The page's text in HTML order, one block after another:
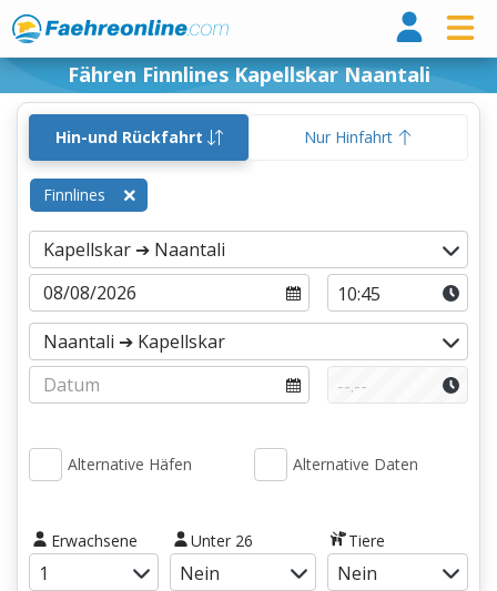
Fähren Finnlines Kapellskar Naantali
Hin-und Rückfahrt Nur Hinfahrt
Finnlines
Alternative Häfen Alternative Daten
Erwachsene Unter 26 Tiere